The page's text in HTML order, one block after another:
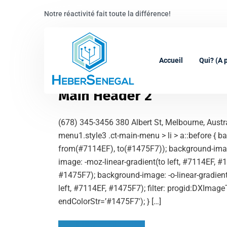
Notre réactivité fait toute la différence!
Accueil Qui? (A
novembre 11, 2021 Byadmin
Main Header 2
(678) 345-3456 380 Albert St, Melbourne,
menu1.style3 .ct-main-menu > li > a::before {
from(#7114EF), to(#1475F7)); background-
image: -moz-linear-gradient(to left, #7114EF,
#1475F7); background-image: -o-linear-
left, #7114EF, #1475F7); filter:
endColorStr=’#1475F7′); } […]